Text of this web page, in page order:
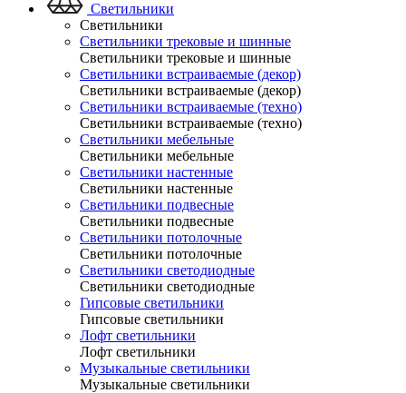
Светильники
Светильники
Светильники трековые и шинные
Светильники трековые и шинные
Светильники встраиваемые (декор)
Светильники встраиваемые (декор)
Светильники встраиваемые (техно)
Светильники встраиваемые (техно)
Светильники мебельные
Светильники мебельные
Светильники настенные
Светильники настенные
Светильники подвесные
Светильники подвесные
Светильники потолочные
Светильники потолочные
Светильники светодиодные
Светильники светодиодные
Гипсовые светильники
Гипсовые светильники
Лофт светильники
Лофт светильники
Музыкальные светильники
Музыкальные светильники